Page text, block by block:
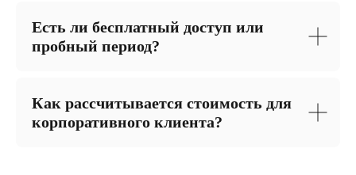
Есть ли бесплатный доступ или
пробный период?
Как рассчитывается стоимость для
корпоративного клиента?